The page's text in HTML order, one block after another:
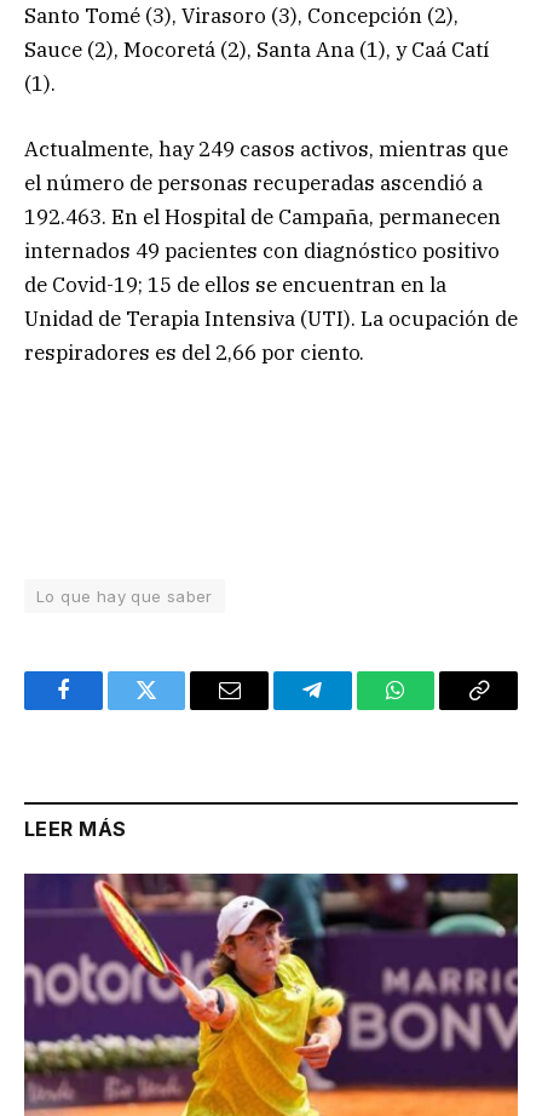
Santo Tomé (3), Virasoro (3), Concepción (2),
Sauce (2), Mocoretá (2), Santa Ana (1), y Caá Catí
(1).
Actualmente, hay 249 casos activos, mientras que
el número de personas recuperadas ascendió a
192.463. En el Hospital de Campaña, permanecen
internados 49 pacientes con diagnóstico positivo
de Covid-19; 15 de ellos se encuentran en la
Unidad de Terapia Intensiva (UTI). La ocupación de
respiradores es del 2,66 por ciento.
Lo que hay que saber
FacebookTwitter Email TelegramWhatsAppCopy
LEER MÁS